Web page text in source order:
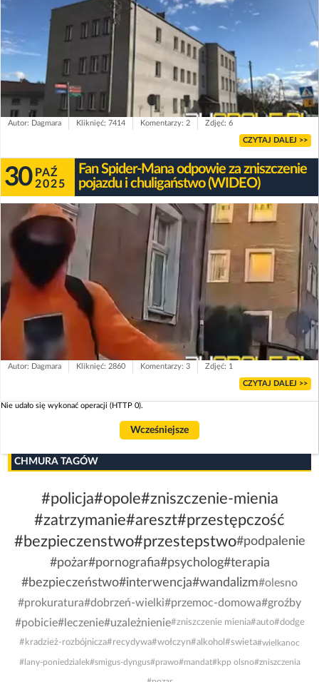
Autor: Dagmara Kliknięć: 7414 Komentarzy: 2 Zdjęć: 6
CZYTAJ DALEJ >>
30 PAŹ
2025
Fan Spider-Mana odpowie za zniszczenie
pojazdu i chuligaństwo (WIDEO)
Autor: Dagmara Kliknięć: 2860 Komentarzy: 3 Zdjęć: 1
CZYTAJ DALEJ >>
Nie udało się wykonać operacji (HTTP 0).
Wcześniejsze
CHMURA TAGÓW
#policja#opole#zniszczenie-mienia
#zatrzymanie#areszt#przestępczość
#bezpieczenstwo#przestepstwo#podpalenie
#pożar#pornografia#psycholog#terapia
#bezpieczeństwo#interwencja#wandalizm#olesno
#prokuratura#dobrzeń-wielki#przemoc-domowa#groźby
#pobicie#leczenie#uzależnienie#zniszczenie mienia#auto#dodge
#kradzież-rozbójnicza#recydywa#wołczyn#alkohol #swieta#wielkanoc
#lany-poniedzialek#smigus-dyngus#prawo#mandat#kpp olsno#zniszczenia